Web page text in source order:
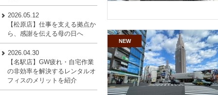
NEW
2026.05.12
【松原店】仕事を支える拠点か
ら、感謝を伝える母の日へ
2026.04.30
【名駅店】GW疲れ・自宅作業
の非効率を解決するレンタルオ
フィスのメリットを紹介